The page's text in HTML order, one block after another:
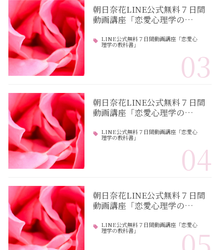
朝日奈花LINE公式無料７日間
動画講座「恋愛心理学の…
LINE公式無料７日間動画講座「恋愛心
理学の教科書」
03
朝日奈花LINE公式無料７日間
動画講座「恋愛心理学の…
LINE公式無料７日間動画講座「恋愛心
理学の教科書」
04
朝日奈花LINE公式無料７日間
動画講座「恋愛心理学の…
LINE公式無料７日間動画講座「恋愛心
理学の教科書」